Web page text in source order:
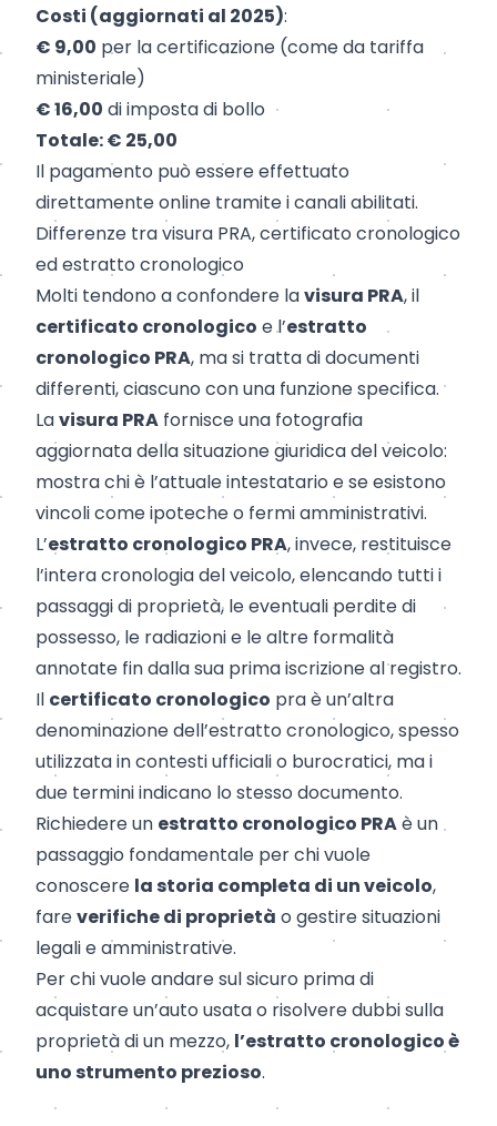
Costi (aggiornati al 2025):
€ 9,00 per la certificazione (come da tariffa
ministeriale)
€ 16,00 di imposta di bollo
Totale: € 25,00
Il pagamento può essere effettuato
direttamente online tramite i canali abilitati.
Differenze tra visura PRA, certificato cronologico
ed estratto cronologico
Molti tendono a confondere lavisura PRA, il
certificato cronologico e l’estratto
cronologico PRA, ma si tratta di documenti
differenti, ciascuno con una funzione specifica.
Lavisura PRA fornisce una fotografia
aggiornata della situazione giuridica del veicolo:
mostra chi è l’attuale intestatario e se esistono
vincoli come ipoteche o fermi amministrativi.
L’estratto cronologico PRA, invece, restituisce
l’intera cronologia del veicolo, elencando tutti i
passaggi di proprietà, le eventuali perdite di
possesso, le radiazioni e le altre formalità
annotate fin dalla sua prima iscrizione al registro.
Il certificato cronologico pra è un’altra
denominazione dell’estratto cronologico, spesso
utilizzata in contesti ufficiali o burocratici, ma i
due termini indicano lo stesso documento.
Richiedere un estratto cronologico PRAè un
passaggio fondamentale per chi vuole
conoscere la storia completa di un veicolo,
fareverifiche di proprietà o gestire situazioni
legali e amministrative.
Per chi vuole andare sul sicuro prima di
acquistare un’auto usata o risolvere dubbi sulla
proprietà di un mezzo, l’estratto cronologico è
uno strumento prezioso.